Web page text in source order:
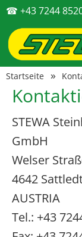
☎ +43 7244
Startseite
STEWA
GmbH
Welser
4642
AUSTRIA
Tel.: +43